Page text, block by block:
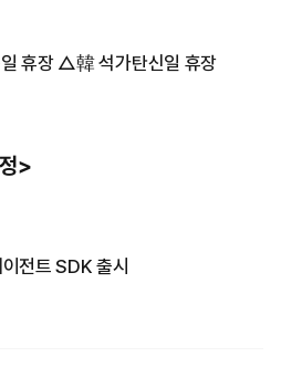
휴장 △韓 석가탄신일 휴장
>
전트 SDK 출시